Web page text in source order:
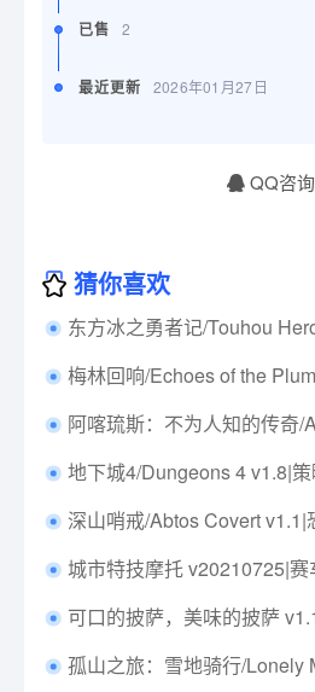
已售 2
最近更新 2026年01月27日
QQ咨询
猜你喜欢